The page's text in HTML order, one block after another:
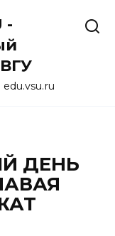
-
ДЕНЬ